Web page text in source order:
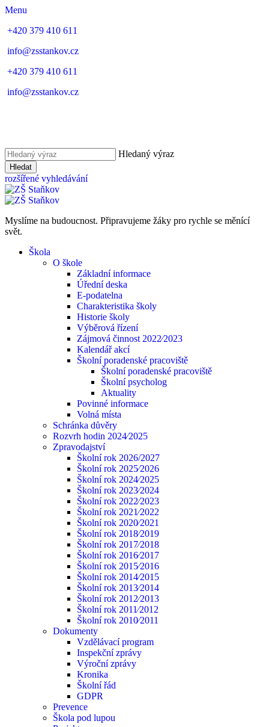
Menu
+420 379 410 611
info@zsstankov.cz
+420 379 410 611
info@zsstankov.cz
Hledaný výraz
Hledat
rozšířené vyhledávání
Myslíme na budoucnost. Připravujeme žáky pro rychle se měnící
svět.
Škola
O škole
Základní informace
Úřední deska
E-podatelna
Charakteristika školy
Historie školy
Výběrová řízení
Zájmová činnost 2022⁄2023
Kalendář akcí
Školní poradenské pracoviště
Školní poradenské pracoviště
Školní psycholog
Aktuality
Povinné informace
Volná místa
Schránka důvěry
Rozvrh hodin 2024⁄2025
Zpravodajství
Školní rok 2026/2027
Školní rok 2025⁄2026
Školní rok 2024⁄2025
Školní rok 2023⁄2024
Školní rok 2022⁄2023
Školní rok 2021⁄2022
Školní rok 2020⁄2021
Školní rok 2018⁄2019
Školní rok 2017⁄2018
Školní rok 2016⁄2017
Školní rok 2015⁄2016
Školní rok 2014⁄2015
Školní rok 2013⁄2014
Školní rok 2012⁄2013
Školní rok 2011⁄2012
Školní rok 2010⁄2011
Dokumenty
Vzdělávací program
Inspekční zprávy
Výroční zprávy
Kronika
Školní řád
GDPR
Prevence
Škola pod lupou